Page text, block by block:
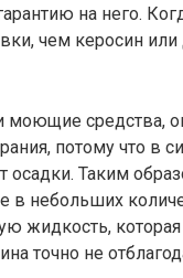
на него.
чем керосин или
средства,
потому что в
осадки. Таким
в небольших
жидкость,
точно не